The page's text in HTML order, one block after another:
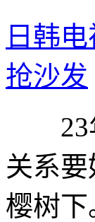
日韩电
抢沙发
23年
关系
樱树